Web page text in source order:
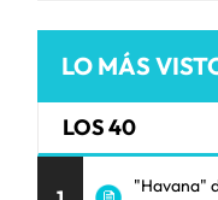
LO MÁS
LOS 40
"Havana"